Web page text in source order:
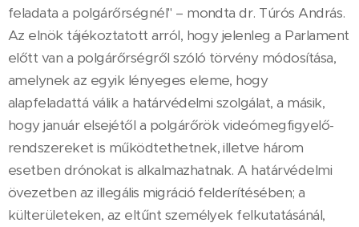
feladata a polgárőrségnél" – mondta dr. Túrós András.
Az elnök tájékoztatott arról, hogy jelenleg a Parlament
előtt van a polgárőrségről szóló törvény módosítása,
amelynek az egyik lényeges eleme, hogy
alapfeladattá válik a határvédelmi szolgálat, a másik,
hogy január elsejétől a polgárőrök videómegfigyelő-
rendszereket is működtethetnek, illetve három
esetben drónokat is alkalmazhatnak. A határvédelmi
övezetben az illegális migráció felderítésében; a
külterületeken, az eltűnt személyek felkutatásánál,